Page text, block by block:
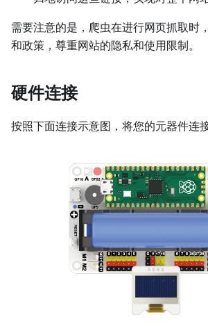
需要注意的是，爬虫在进行网页抓取时
和政策，尊重网站的隐私和使用限制。
硬件连接
按照下面连接示意图，将您的元器件连